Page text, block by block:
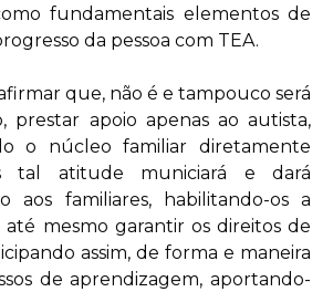
fundamentais elementos de
da pessoa com TEA.
que, não é e tampouco será
prestar apoio apenas ao autista,
o núcleo familiar diretamente
tal atitude municiará e dará
aos familiares, habilitando-os a
até mesmo garantir os direitos de
assim, de forma e maneira
de aprendizagem, aportando-